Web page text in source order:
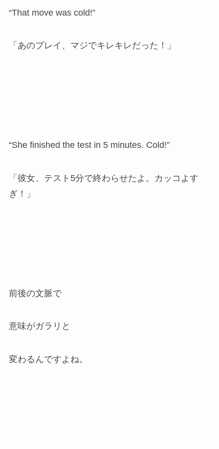
“That move was cold!”
「あのプレイ、マジでキレキレだった！」
“She finished the test in 5 minutes. Cold!”
「彼女、テスト5分で終わらせたよ。カッコよす
ぎ！」
前後の文脈で
意味がガラリと
変わるんですよね。